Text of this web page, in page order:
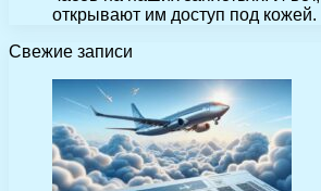
открывают им доступ под
Свежие записи